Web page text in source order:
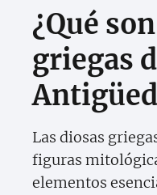
¿Qué
griegas
Las diosas
figuras
elementos